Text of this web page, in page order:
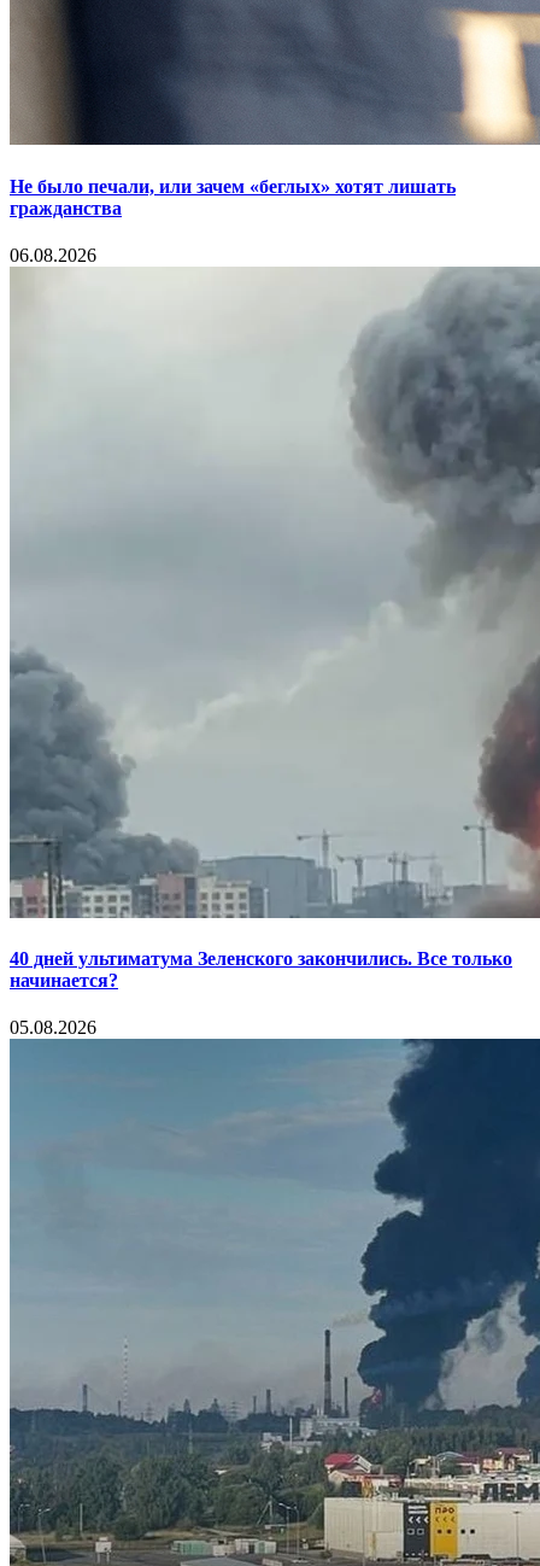
Не было печали, или зачем «беглых» хотят лишать
гражданства
06.08.2026
40 дней ультиматума Зеленского закончились. Все только
начинается?
05.08.2026